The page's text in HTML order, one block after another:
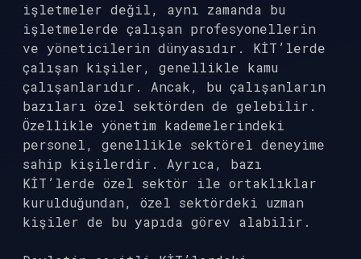
işletmeler değil, aynı zamanda bu
işletmelerde çalışan profesyonellerin
ve yöneticilerin dünyasıdır. KİT’lerde
çalışan kişiler, genellikle kamu
çalışanlarıdır. Ancak, bu çalışanların
bazıları özel sektörden de gelebilir.
Özellikle yönetim kademelerindeki
personel, genellikle sektörel deneyime
sahip kişilerdir. Ayrıca, bazı
KİT’lerde özel sektör ile ortaklıklar
kurulduğundan, özel sektördeki uzman
kişiler de bu yapıda görev alabilir.